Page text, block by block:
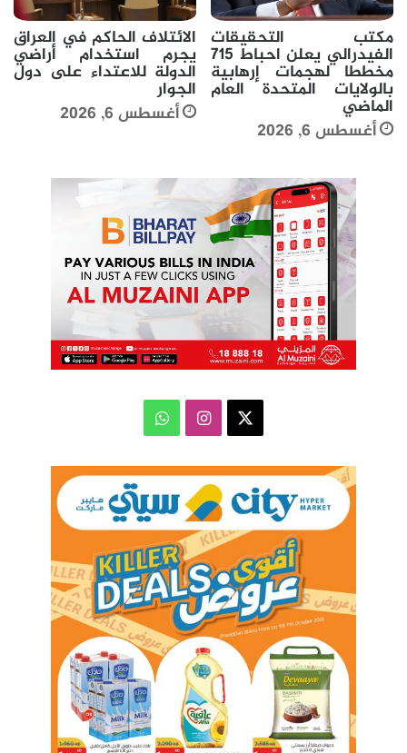
مكتب التحقيقات
الفيدرالي يعلن احباط 715
مخططا لهجمات إرهابية
بالولايات المتحدة العام
الماضي
أغسطس 6, 2026
الائتلاف الحاكم في العراق
يجرم استخدام أراضي
الدولة للاعتداء على دول
الجوار
أغسطس 6, 2026
انستقرامواتساب